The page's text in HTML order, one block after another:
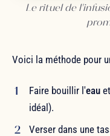
Le rituel de
Voici la méthode pour
Faire bouillir l'eau
idéal).
Verser dans une